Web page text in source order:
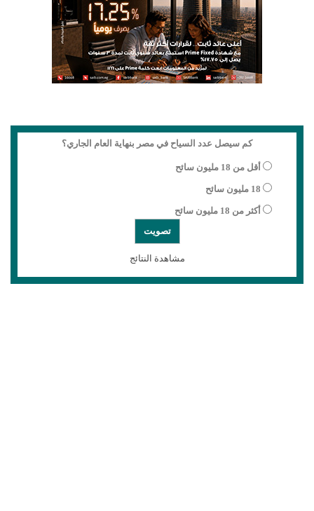
كم سيصل عدد السياح في مصر بنهاية العام الجاري؟
أقل من 18 مليون سائح
18 مليون سائح
أكثر من 18 مليون سائح
مشاهدة النتائج